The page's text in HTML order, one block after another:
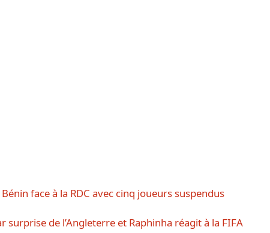
face à la RDC avec cinq joueurs suspendus
surprise de l’Angleterre et Raphinha réagit à la FIFA